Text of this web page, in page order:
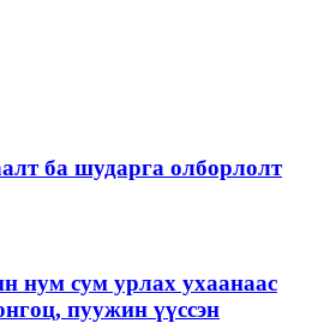
ба шударга олборлолт
нум сум урлах ухаанаас
пуужин үүссэн